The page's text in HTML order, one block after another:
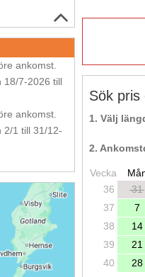
Sök pris
1. Välj
2.
Vecka
36
31
37
7
38
14
39
21
40
28
ankomst.
18/7-2026 till
ankomst.
2/1 till 31/12-